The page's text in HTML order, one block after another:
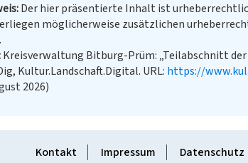
Der hier präsentierte Inhalt ist
möglicherweise zusätzlichen
Kreisverwaltung Bitburg-Prüm: „Teilabschnitt
Kultur.Landschaft.Digital. URL: https://
2026)
Kontakt Impressum Datenschutz